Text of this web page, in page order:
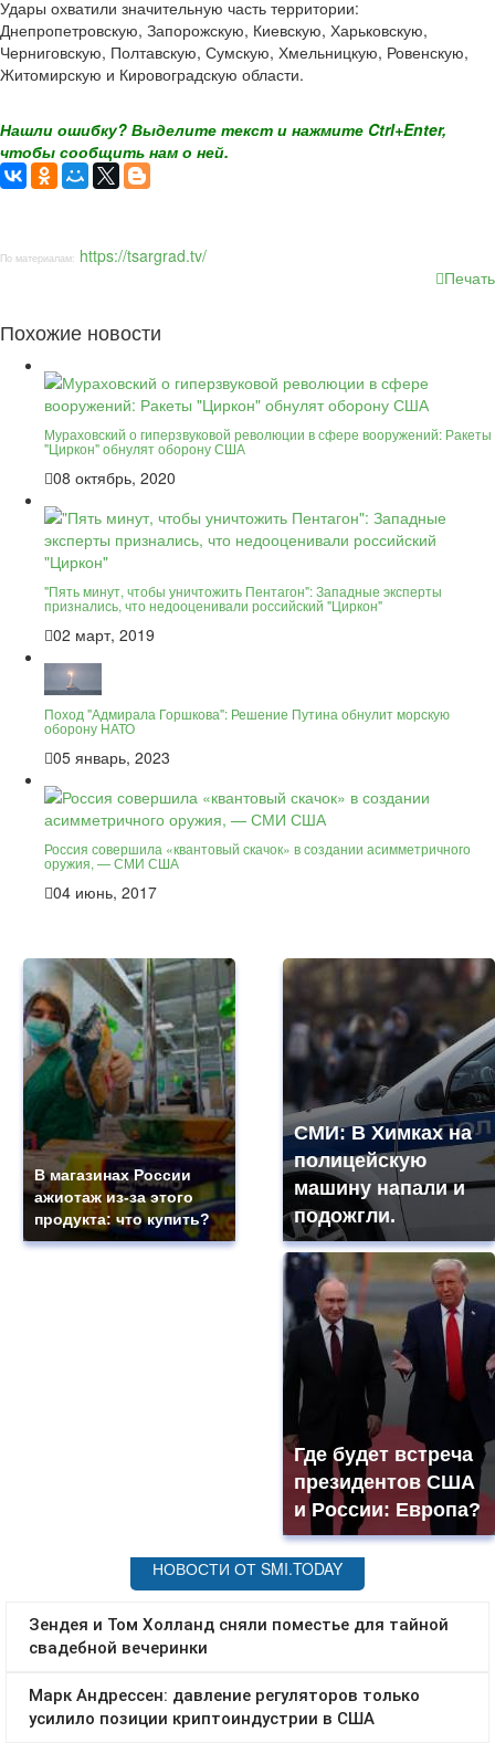
Удары охватили значительную часть территории:
Днепропетровскую, Запорожскую, Киевскую, Харьковскую,
Черниговскую, Полтавскую, Сумскую, Хмельницкую, Ровенскую,
Житомирскую и Кировоградскую области.
Нашли ошибку? Выделите текст и нажмите Ctrl+Enter,
чтобы сообщить нам о ней.
По материалам: https://tsargrad.tv/
Печать
Похожие новости
Мураховский о гиперзвуковой революции в сфере вооружений: Ракеты
"Циркон" обнулят оборону США
08 октябрь, 2020
"Пять минут, чтобы уничтожить Пентагон": Западные эксперты
признались, что недооценивали российский "Циркон"
02 март, 2019
Поход "Адмирала Горшкова": Решение Путина обнулит морскую
оборону НАТО
05 январь, 2023
Россия совершила «квантовый скачок» в создании асимметричного
оружия, — СМИ США
04 июнь, 2017
В магазинах России
ажиотаж из-за этого
продукта: что купить?
СМИ: В Химках на
полицейскую
машину напали и
подожгли.
Где будет встреча
президентов США
и России: Европа?